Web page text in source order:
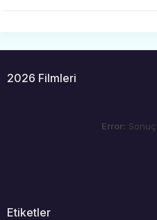
2026 Filmleri
Error:
Etiketler